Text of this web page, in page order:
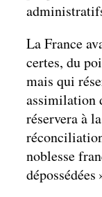
La France
certes, du
mais qui
assimilation
réservera à
noblesse
dépossédées